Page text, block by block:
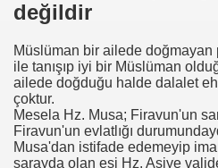
değildir
Müslüman bir ailede doğmayan
ile tanışıp iyi bir Müslüman
ailede doğduğu halde dalalet
çoktur.
Mesela Hz. Musa; Firavun'un
Firavun'un evlatlığı
Musa'dan istifade edemeyip
sarayda olan eşi Hz. Asiye